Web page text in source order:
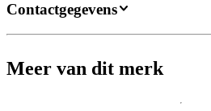
Contactgegevens
Meer van dit merk